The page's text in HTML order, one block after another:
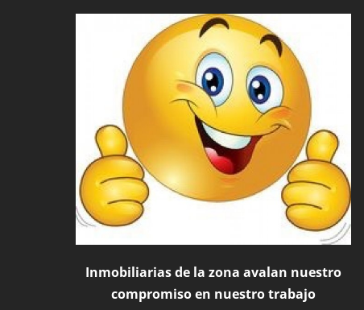
Inmobiliarias de la zona avalan nuestro
compromiso en nuestro trabajo